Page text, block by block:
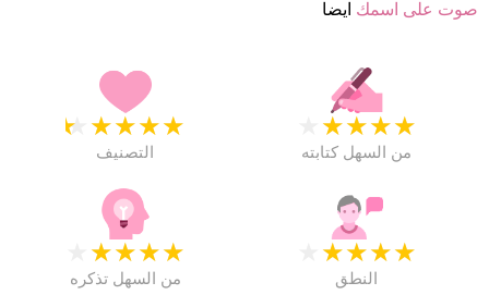
صوت على اسمك ايضا
★
★
★
★
★
التصنيف
★
★
★
★
من السهل كتابته
★
★
★
★
من السهل تذكره
★
★
★
★
النطق